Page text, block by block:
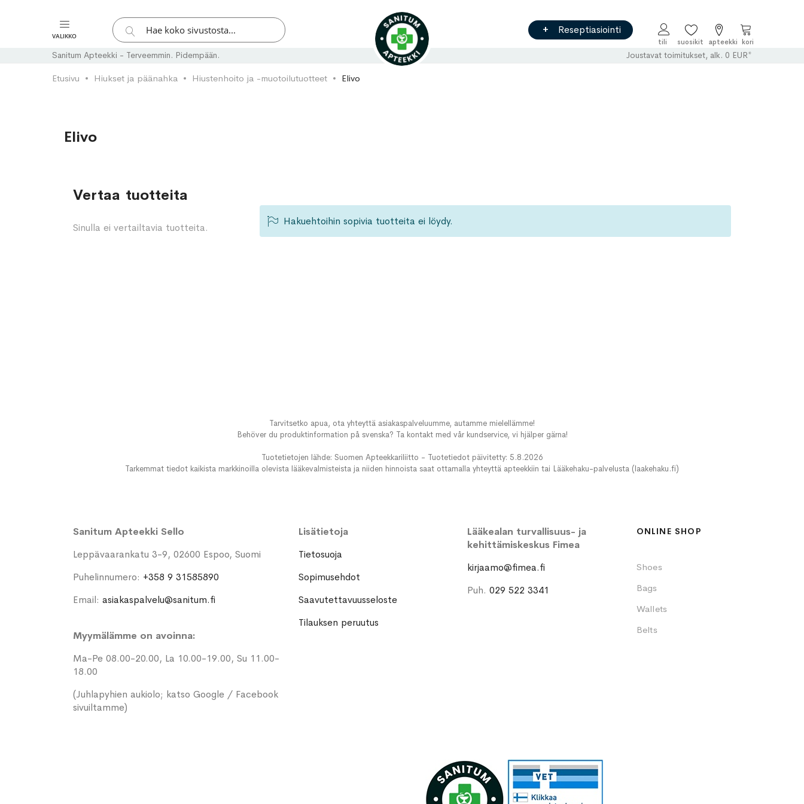
VALIKKO
Hae
Hae
Reseptiasiointi
Ostoskori
Sanitum Apteekki - Terveemmin. Pidempään. Joustavat toimitukset, alk. 0 EUR*
Etusivu Hiukset ja päänahka Hiustenhoito ja -muotoilutuotteet Elivo
Elivo
Hakuehtoihin sopivia tuotteita ei löydy.
Vertaa tuotteita
Sinulla ei vertailtavia tuotteita.
Tarvitsetko apua, ota yhteyttä asiakaspalveluumme, autamme mielellämme!
Behöver du produktinformation på svenska? Ta kontakt med vår kundservice, vi hjälper gärna!
Tuotetietojen lähde: Suomen Apteekkariliitto - Tuotetiedot päivitetty: 5.8.2026
Tarkemmat tiedot kaikista markkinoilla olevista lääkevalmisteista ja niiden hinnoista saat ottamalla yhteyttä apteekkiin tai Lääkehaku-palvelusta (laakehaku.fi)
Sanitum Apteekki Sello
Leppävaarankatu 3-9, 02600 Espoo, Suomi
Puhelinnumero: +358 9 31585890
Email: asiakaspalvelu@sanitum.fi
Myymälämme on avoinna:
Ma-Pe 08.00-20.00, La 10.00-19.00, Su 11.00-
18.00
(Juhlapyhien aukiolo; katso Google / Facebook
sivuiltamme)
Lisätietoja
Tietosuoja
Sopimusehdot
Saavutettavuusseloste
Tilauksen peruutus
Lääkealan turvallisuus- ja
kehittämiskeskus Fimea
kirjaamo@fimea.fi
Puh.029 522 3341
ONLINE SHOP
Shoes
Bags
Wallets
Belts